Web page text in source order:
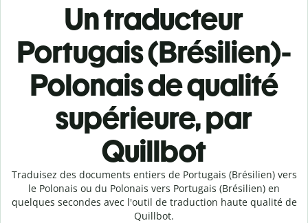
Un traducteur
Portugais (Brésilien)-
Polonais de qualité
supérieure, par
Quillbot
Traduisez des documents entiers de Portugais (Brésilien) vers
le Polonais ou du Polonais vers Portugais (Brésilien) en
quelques secondes avec l'outil de traduction haute qualité de
Quillbot.